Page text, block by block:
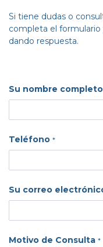
Si tiene dudas o
completa el
dando respuesta.
Su nombre completo
Teléfono *
Su correo
Motivo de Consulta *